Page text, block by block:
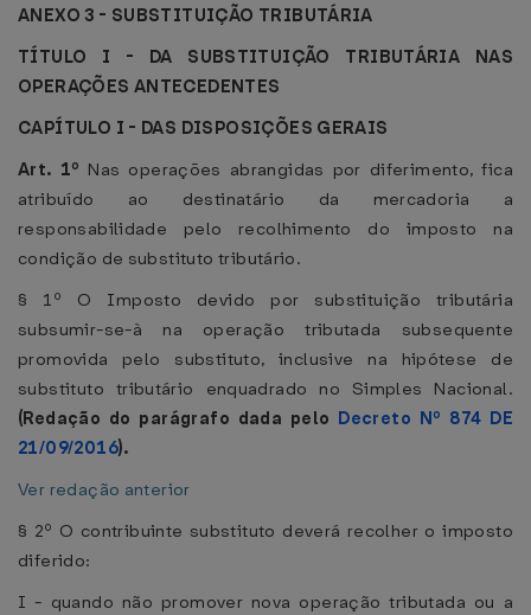
ANEXO 3 - SUBSTITUIÇÃO TRIBUTÁRIA
TÍTULO I - DA SUBSTITUIÇÃO TRIBUTÁRIA NAS
OPERAÇÕES ANTECEDENTES
CAPÍTULO I - DAS DISPOSIÇÕES GERAIS
Art. 1º Nas operações abrangidas por diferimento, fica
atribuído ao destinatário da mercadoria a
responsabilidade pelo recolhimento do imposto na
condição de substituto tributário.
§ 1º O Imposto devido por substituição tributária
subsumir-se-à na operação tributada subsequente
promovida pelo substituto, inclusive na hipótese de
substituto tributário enquadrado no Simples Nacional.
(Redação do parágrafo dada pelo Decreto Nº 874 DE
21/09/2016).
Ver redação anterior
§ 2º O contribuinte substituto deverá recolher o imposto
diferido:
I - quando não promover nova operação tributada ou a